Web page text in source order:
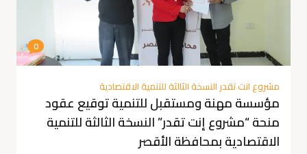
0
مشروع انت تقدر النسخة الثالثة للتنمية الاقتصادية
مؤسسة مهنة ومستقبل للتنمية توقيع عقود
منحة “مشروع إنت تقدر” النسخة الثالثة للتنمية
الاقتصادية بمحافظة الأقصر